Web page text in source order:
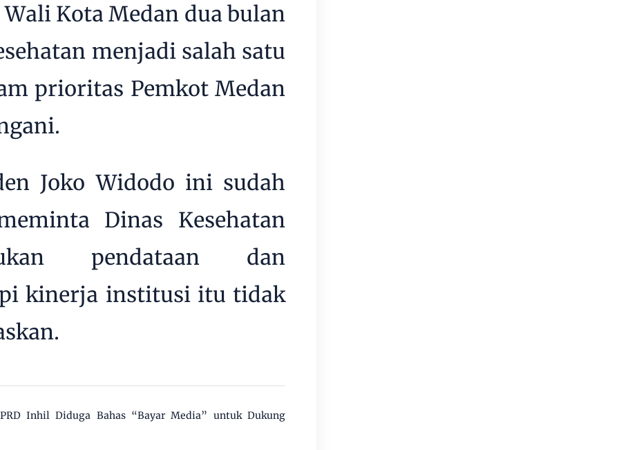
Kota Medan dua bulan
menjadi salah satu
prioritas Pemkot Medan
Joko Widodo ini sudah
Dinas Kesehatan
pendataan dan
kinerja institusi itu tidak
Inhil Diduga Bahas “Bayar Media” untuk Dukung